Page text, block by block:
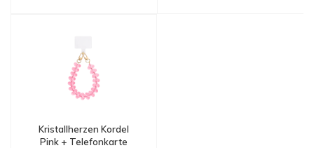
Kristallherzen Kordel
Pink + Telefonkarte